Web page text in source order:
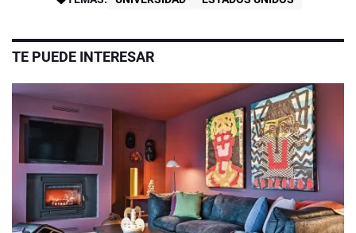
TE PUEDE INTERESAR